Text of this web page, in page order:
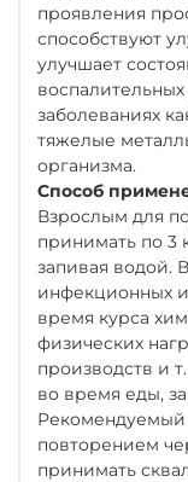
проявления
способствуют
улучшает
заболеваниях
тяжелые
организма.
Способ
Взрослым для
принимать по 3
запивая водой.
инфекционных
время курса
физических
производств и
во время еды,
Рекомендуемый
повторением
принимать